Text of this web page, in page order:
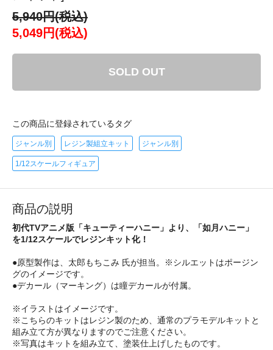
5,940円(税込)
5,049円(税込)
SOLD OUT
この商品に登録されているタグ
ジャンル別 レジン製組立キット ジャンル別
1/12スケールフィギュア
商品の説明
初代TVアニメ版「キューティーハニー」より、「如月ハニー」
を1/12スケールでレジンキット化！
●原型製作は、太郎もちこみ 氏が担当。※シルエットはポージン
グのイメージです。
●デカール（マーキング）は瞳デカールが付属。
※イラストはイメージです。
※こちらのキットはレジン製のため、通常のプラモデルキットと
組み立て方が異なりますのでご注意ください。
※写真はキットを組み立て、塗装仕上げしたものです。